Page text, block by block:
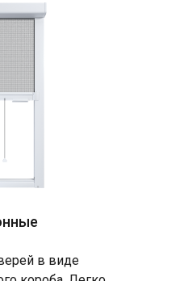
в виде